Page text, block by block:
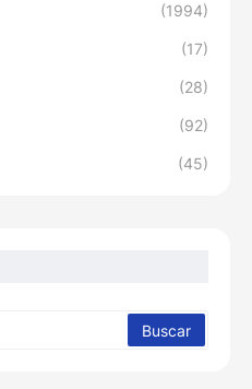
(1994)
(17)
(28)
(92)
(45)